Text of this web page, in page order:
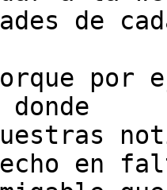
de
por
en